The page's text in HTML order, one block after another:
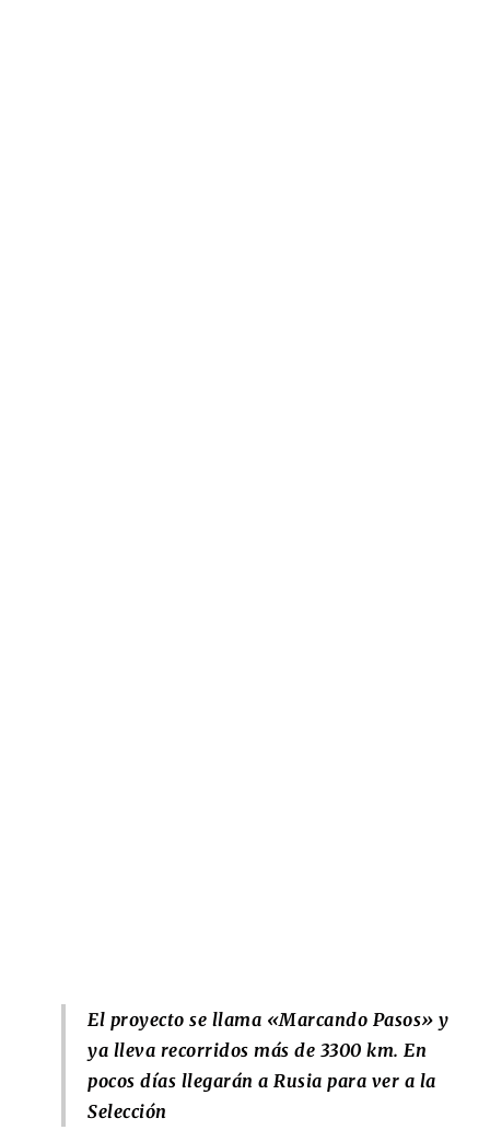
El proyecto se llama «Marcando Pasos» y
ya lleva recorridos más de 3300 km. En
pocos días llegarán a Rusia para ver a la
Selección